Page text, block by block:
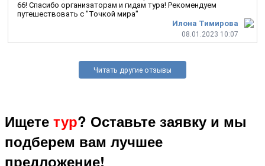
Илона Тимирова
08.01.2023 10:07
66! Спасибо организаторам и гидам тура! Рекомендуем
путешествовать с "Точкой мира"
Читать другие отзывы
Ищете тур? Оставьте заявку и мы
подберем вам лучшее
предложение!